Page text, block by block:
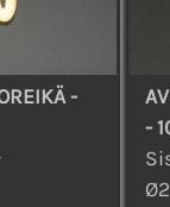
-
-